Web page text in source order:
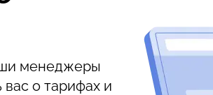
менеджеры
о тарифах и